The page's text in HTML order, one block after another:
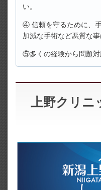
い。
④ 信頼を守るために、
加減な手術など悪質な事
⑤多くの経験から問題対
上野クリニ